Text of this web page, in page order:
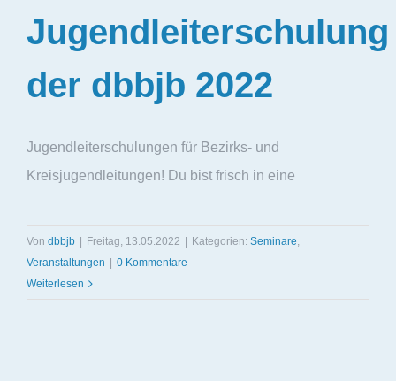
Jugendleiterschulung
der dbbjb 2022
Jugendleiterschulungen für Bezirks- und
Kreisjugendleitungen! Du bist frisch in eine
Von dbbjb Freitag, 13.05.2022 Kategorien: Seminare,
Veranstaltungen
0 Kommentare
Weiterlesen